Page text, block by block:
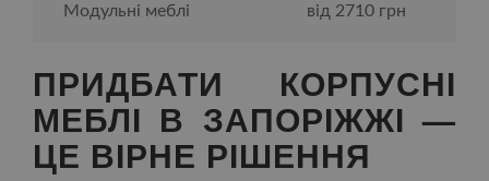
Модульні меблі від 2710 грн
ПРИДБАТИ КОРПУСНІ
МЕБЛІ В ЗАПОРІЖЖІ —
ЦЕ ВІРНЕ РІШЕННЯ